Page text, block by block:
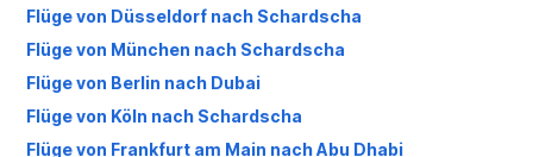
Flüge von Düsseldorf nach Schardscha
Flüge von München nach Schardscha
Flüge von Berlin nach Dubai
Flüge von Köln nach Schardscha
Flüge von Frankfurt am Main nach Abu Dhabi